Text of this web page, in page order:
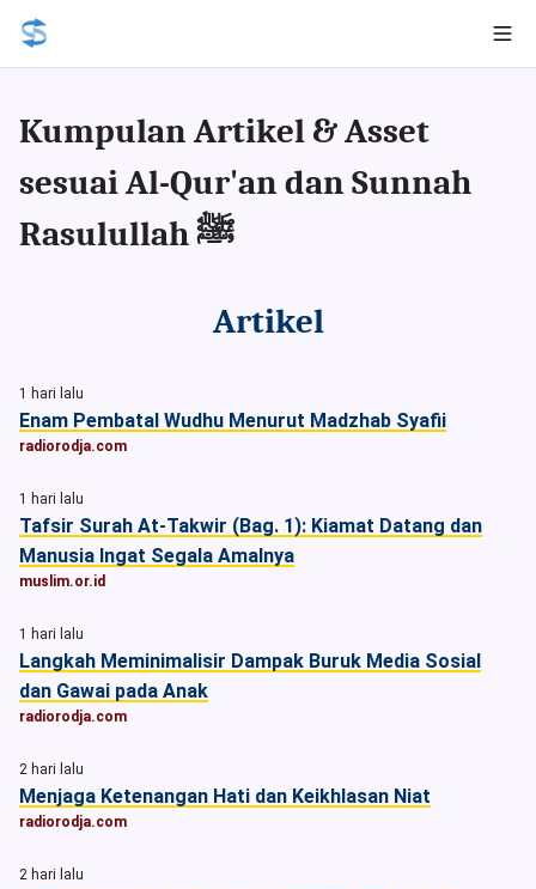
Kumpulan Artikel & Asset
sesuai Al-Qur'an dan Sunnah
Rasulullah ﷺ
Artikel
1 hari lalu
Enam Pembatal Wudhu Menurut Madzhab Syafii
radiorodja.com
1 hari lalu
Tafsir Surah At-Takwir (Bag. 1): Kiamat Datang dan
Manusia Ingat Segala Amalnya
muslim.or.id
1 hari lalu
Langkah Meminimalisir Dampak Buruk Media Sosial
dan Gawai pada Anak
radiorodja.com
2 hari lalu
Menjaga Ketenangan Hati dan Keikhlasan Niat
radiorodja.com
2 hari lalu